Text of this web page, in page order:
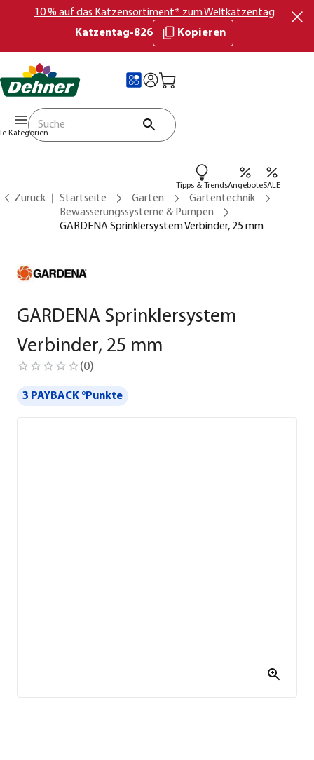
10 % auf das Katzensortiment* zum Weltkatzentag
Katzentag-826
Kopieren
Kategorien
Tipps & TrendsAngeboteSALE
Zurück Startseite Garten
Gartentechnik
Bewässerungssysteme & Pumpen
GARDENA Sprinklersystem Verbinder, 25 mm
GARDENA Sprinklersystem
Verbinder, 25 mm
(0)
3 PAYBACK °Punkte